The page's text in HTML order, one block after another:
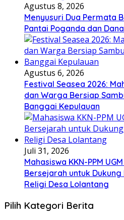
Agustus 8, 2026
Menyusuri Dua Permata
Pantai Poganda dan
Agustus 6, 2026
Festival Seasea 2026:
dan Warga Bersiap
Banggai Kepulauan
Juli 31, 2026
Mahasiswa KKN-PPM
Bersejarah untuk
Religi Desa Lolantang
Pilih Kategori Berita